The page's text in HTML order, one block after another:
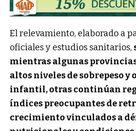
El relevamiento, elaborado a
oficiales y estudios sanitarios,
mientras algunas
altos niveles de sobrepeso y
infantil, otras continúan
índices preocupantes de
crecimiento vinculados a